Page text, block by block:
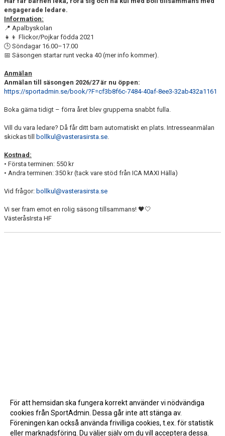
KONTAKT
engagerade ledare.
Information:
📍 Apalbyskolan
👧👦 Flickor/Pojkar födda 2021
🕒 Söndagar 16.00–17.00
📅 Säsongen startar runt vecka 40 (mer info kommer).
Anmälan
Anmälan till säsongen 2026/27 är nu öppen:
https://sportadmin.se/book/?F=cf3b8f6c-7484-40af-8ee3-32ab432a1161
Boka gärna tidigt – förra året blev grupperna snabbt fulla.
Vill du vara ledare? Då får ditt barn automatiskt en plats. Intresseanmälan
skickas till
bollkul@vasterasirsta.se.
Kostnad:
• Första terminen: 550 kr
• Andra terminen: 350 kr (tack vare stöd från ICA MAXI Hälla)
Vid frågor: bollkul@vasterasirsta.se
Vi ser fram emot en rolig säsong tillsammans! 🖤🤍
VästeråsIrsta HF
För att hemsidan ska fungera korrekt använder vi nödvändiga
cookies från SportAdmin. Dessa går inte att stänga av.
Föreningen kan också använda frivilliga cookies, t.ex. för statistik
eller marknadsföring. Du väljer själv om du vill acceptera dessa.